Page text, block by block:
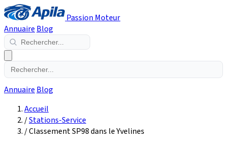
Passion Moteur
Annuaire Blog
Annuaire Blog
Accueil
/Stations-Service
/Classement SP98 dans le Yvelines